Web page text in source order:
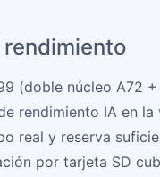
rendimiento
(doble núcleo A72
rendimiento IA en
real y reserva
por tarjeta SD